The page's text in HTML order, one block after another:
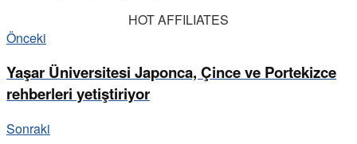
HOT AFFILIATES
Önceki
Yaşar Üniversitesi Japonca, Çince ve Portekizce
rehberleri yetiştiriyor
Sonraki